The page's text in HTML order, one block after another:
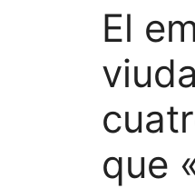
El
que